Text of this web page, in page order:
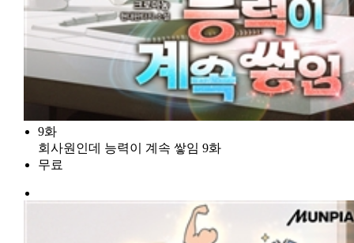
9화
회사원인데 능력이 계속 쌓임 9화
무료